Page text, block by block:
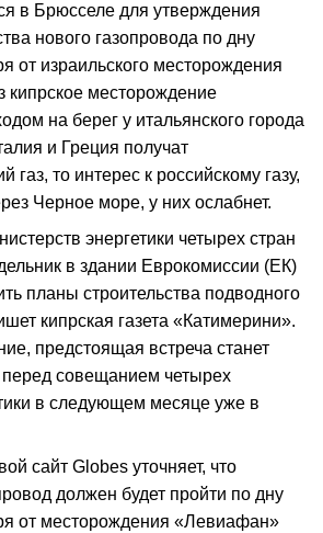
в Брюсселе для утверждения
нового газопровода по дну
от израильского месторождения
месторождение
на берег у итальянского города
и Греция получат
газ, то интерес к российскому газу,
Черное море, у них ослабнет.
энергетики четырех стран
в здании Еврокомиссии (ЕК)
планы строительства подводного
кипрская газета «Катимерини».
предстоящая встреча станет
перед совещанием четырех
в следующем месяце уже в
сайт Globes уточняет, что
должен будет пройти по дну
от месторождения «Левиафан»